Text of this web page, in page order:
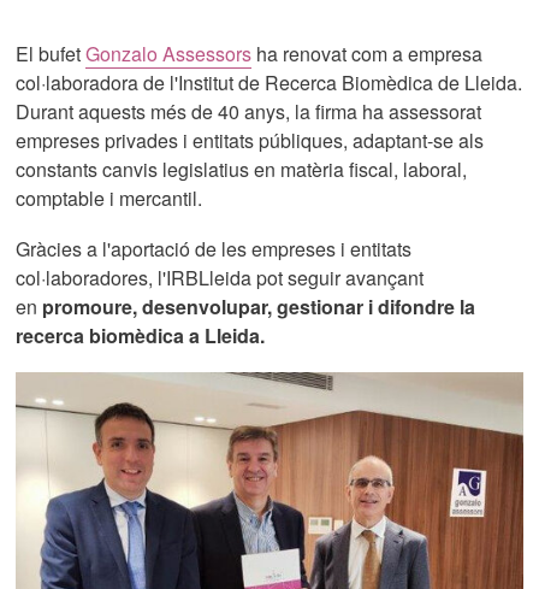
El bufetGonzalo Assessors ha renovat com a empresa
col·laboradora de l'Institut de Recerca Biomèdica de Lleida.
Durant aquests més de 40 anys, la firma ha assessorat
empreses privades i entitats públiques, adaptant-se als
constants canvis legislatius en matèria fiscal, laboral,
comptable i mercantil.
Gràcies a l'aportació de les empreses i entitats
col·laboradores, l'IRBLleida pot seguir avançant
en promoure, desenvolupar, gestionar i difondre la
recerca biomèdica a Lleida.